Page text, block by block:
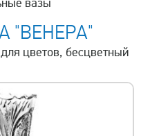
"ВЕНЕРА"
цветов, бесцветный